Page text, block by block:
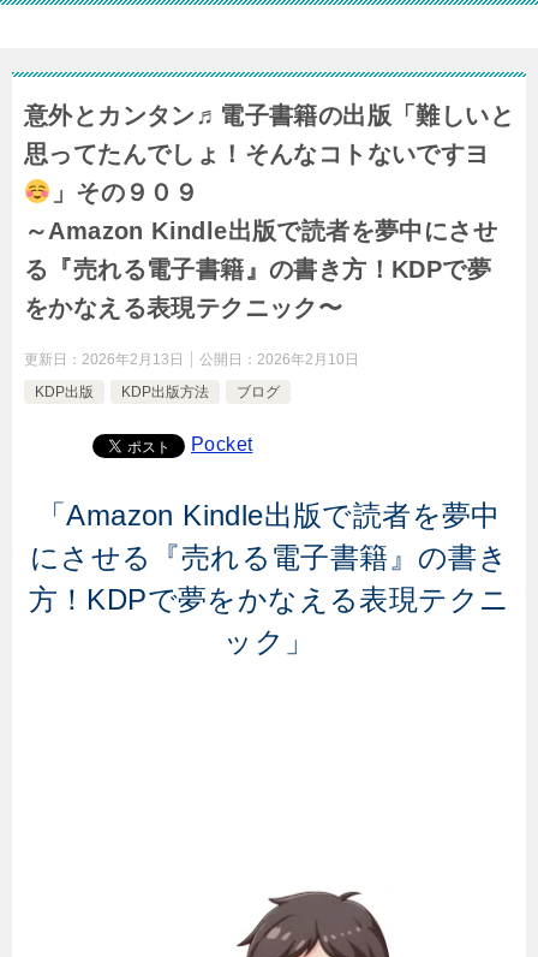
意外とカンタン♬電子書籍の出版「難しいと
思ってたんでしょ！そんなコトないですヨ
」その９０９
～Amazon Kindle出版で読者を夢中にさせ
る『売れる電子書籍』の書き方！KDPで夢
をかなえる表現テクニック〜
更新日： 2026年2月13日 公開日： 2026年2月10日
KDP出版
KDP出版方法 ブログ
Pocket
「Amazon Kindle出版で読者を夢中
にさせる『売れる電子書籍』の書き
方！KDPで夢をかなえる表現テクニ
ック」